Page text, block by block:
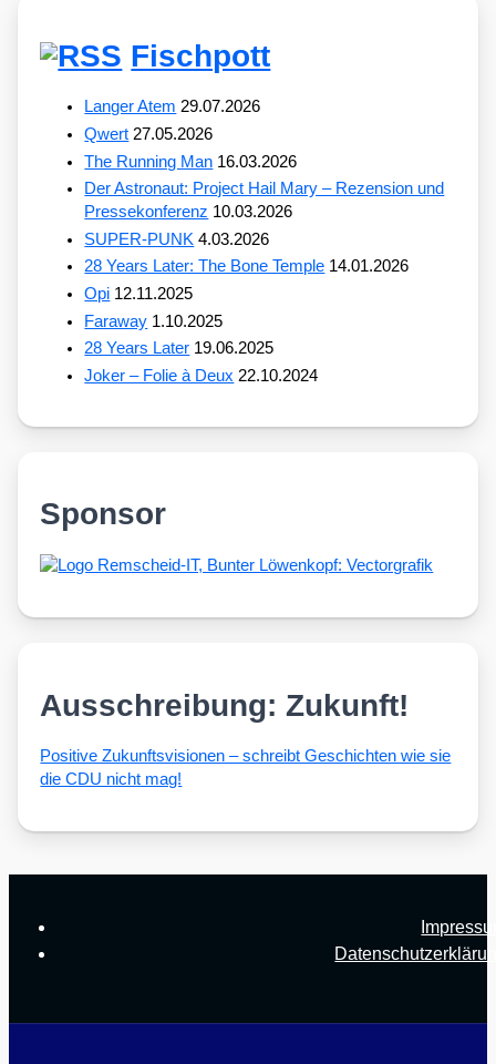
Fischpott
Langer Atem 29.07.2026
Qwert 27.05.2026
The Running Man 16.03.2026
Der Astronaut: Project Hail Mary – Rezension und
Pressekonferenz 10.03.2026
SUPER-PUNK 4.03.2026
28 Years Later: The Bone Temple 14.01.2026
Opi 12.11.2025
Faraway 1.10.2025
28 Years Later 19.06.2025
Joker – Folie à Deux 22.10.2024
Sponsor
Ausschreibung: Zukunft!
Posi­ti­ve Zukunfts­vi­sio­nen – schreibt Geschich­ten wie sie
die CDU nicht mag!